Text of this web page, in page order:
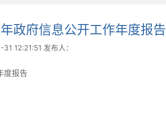
政府信息公开工作年度报告
12:21:51 发布人：
度报告